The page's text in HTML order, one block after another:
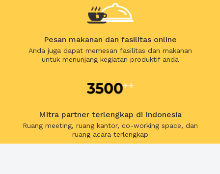
Pesan makanan dan fasilitas online
Anda juga dapat memesan fasilitas dan makanan
untuk menunjang kegiatan produktif anda
Mitra partner terlengkap di Indonesia
Ruang meeting, ruang kantor, co-working space, dan
ruang acara terlengkap